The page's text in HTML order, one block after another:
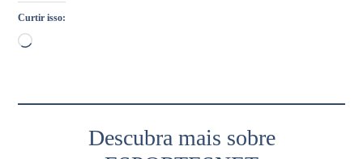
Curtir isso:
Descubra mais sobre